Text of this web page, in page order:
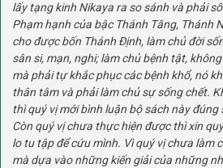
lấy tạng kinh Nikaya ra so sánh và phải
Phạm hạnh của bậc Thánh Tăng, Thánh
cho được bốn Thánh Định, làm chủ đời
sân si, mạn, nghi; làm chủ bệnh tật,
mà phải tự khắc phục các bệnh khổ, nó
thân tâm và phải làm chủ sự sống chết.
thì quý vị mới bình luận bộ sách này đúng
Còn quý vị chưa thực hiện được thì xin
lo tu tập để cứu mình. Vì quý vị chưa làm
mà dựa vào những kiến giải của những